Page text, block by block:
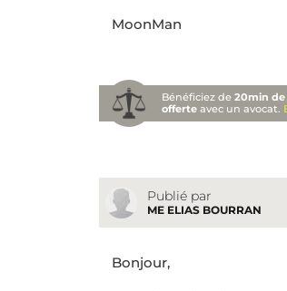
MoonMan
Bénéficiez de20min
offerte avec un avocat.
Publié par
ME ELIAS BOURRAN
Bonjour,